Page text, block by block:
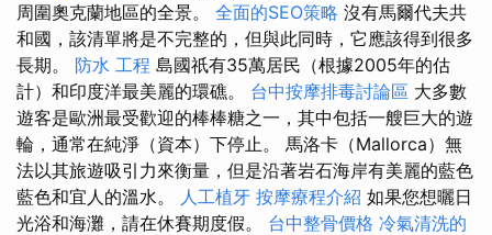
周圍奧克蘭地區的全景。 全面的SEO策略 沒有馬爾代夫共
和國，該清單將是不完整的，但與此同時，它應該得到很多
長期。 防水 工程 島國祇有35萬居民（根據2005年的估
計）和印度洋最美麗的環礁。 台中按摩排毒討論區 大多數
遊客是歐洲最受歡迎的棒棒糖之一，其中包括一艘巨大的遊
輪，通常在純淨（資本）下停止。 馬洛卡（Mallorca）無
法以其旅遊吸引力來衡量，但是沿著岩石海岸有美麗的藍色
藍色和宜人的溫水。 人工植牙 按摩療程介紹 如果您想曬日
光浴和海灘，請在休賽期度假。 台中整骨價格 冷氣清洗的